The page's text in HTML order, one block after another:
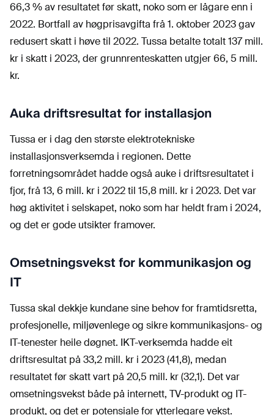
66,3 % av resultatet før skatt, noko som er lågare enn i
2022. Bortfall av høgprisavgifta frå 1. oktober 2023 gav
redusert skatt i høve til 2022. Tussa betalte totalt 137 mill.
kr i skatt i 2023, der grunnrenteskatten utgjer 66, 5 mill.
kr.
Auka driftsresultat for installasjon
Tussa er i dag den største elektrotekniske
installasjonsverksemda i regionen. Dette
forretningsområdet hadde også auke i driftsresultatet i
fjor, frå 13, 6 mill. kr i 2022 til 15,8 mill. kr i 2023. Det var
høg aktivitet i selskapet, noko som har heldt fram i 2024,
og det er gode utsikter framover.
Omsetningsvekst for kommunikasjon og
IT
Tussa skal dekkje kundane sine behov for framtidsretta,
profesjonelle, miljøvenlege og sikre kommunikasjons- og
IT-tenester heile døgnet. IKT-verksemda hadde eit
driftsresultat på 33,2 mill. kr i 2023 (41,8), medan
resultatet før skatt vart på 20,5 mill. kr (32,1). Det var
omsetningsvekst både på internett, TV-produkt og IT-
produkt, og det er potensiale for ytterlegare vekst.